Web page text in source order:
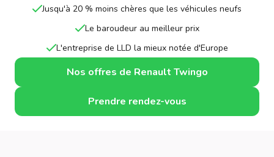
Jusqu'à 20 % moins chères que les véhicules neufs
Le baroudeur au meilleur prix
L'entreprise de LLD la mieux notée d'Europe
Nos offres de Renault Twingo
Prendre rendez-vous